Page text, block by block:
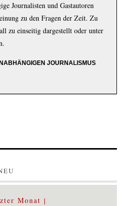
Journalisten und Gastautoren
zu den Fragen der Zeit. Zu
zu einseitig dargestellt oder unter
JOURNALISMUS
Monat